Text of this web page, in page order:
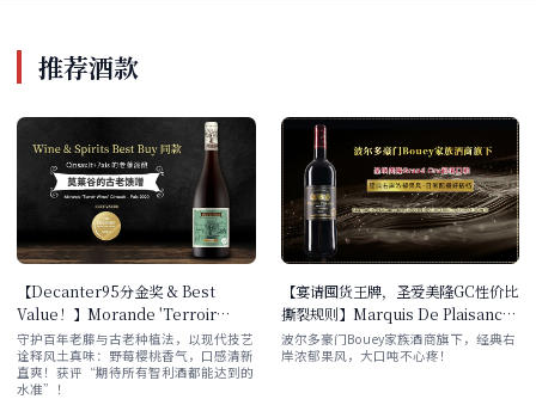
推荐酒款
【Decanter95分金奖 & Best
Value！】Morande 'Terroir
Wines' Cinsault - Pais 2020 单支/
双支/六支原箱
守护百年老藤与古老种植法，以现代技艺
诠释风土真味：野莓樱桃香气，口感清新
直爽！获评“期待所有智利酒都能达到的
水准”！
【宴请囤货王牌，圣爱美隆GC性价比
撕裂规则】Marquis De Plaisance
Requin Pelerin Saint-Emilion
Grand Cru 2018 单支/六支原箱
波尔多豪门Bouey家族酒商旗下，经典右
岸浓郁果风，大口吨不心疼！